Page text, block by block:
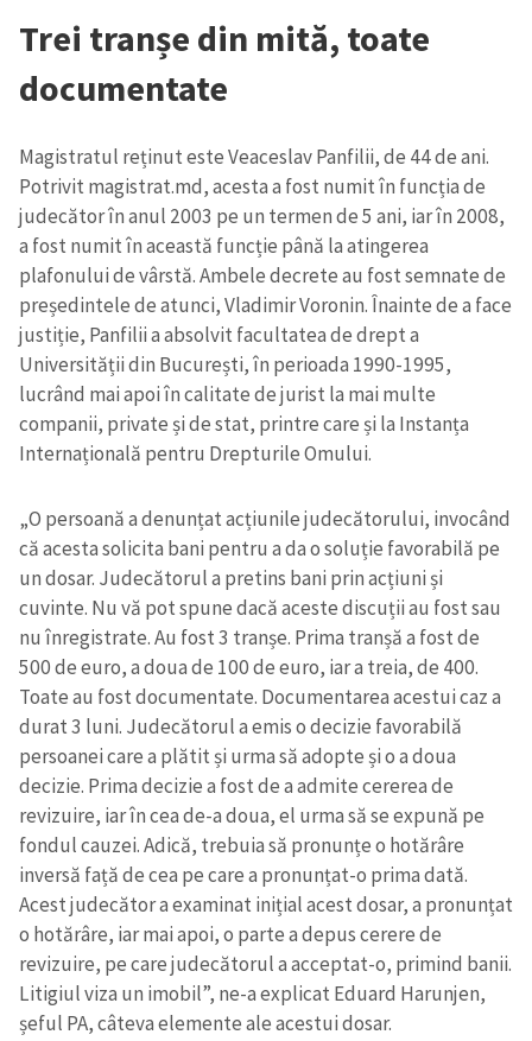
Trei tranșe din mită, toate
documentate
Magistratul reținut este Veaceslav Panfilii, de 44 de ani.
Potrivit magistrat.md, acesta a fost numit în funcția de
judecător în anul 2003 pe un termen de 5 ani, iar în 2008,
a fost numit în această funcție până la atingerea
plafonului de vârstă. Ambele decrete au fost semnate de
președintele de atunci, Vladimir Voronin. Înainte de a face
justiție, Panfilii a absolvit facultatea de drept a
Universității din București, în perioada 1990-1995,
lucrând mai apoi în calitate de jurist la mai multe
companii, private și de stat, printre care și la Instanța
Internațională pentru Drepturile Omului.
„O persoană a denunțat acțiunile judecătorului, invocând
că acesta solicita bani pentru a da o soluție favorabilă pe
un dosar. Judecătorul a pretins bani prin acțiuni și
cuvinte. Nu vă pot spune dacă aceste discuții au fost sau
nu înregistrate. Au fost 3 tranșe. Prima tranșă a fost de
500 de euro, a doua de 100 de euro, iar a treia, de 400.
Toate au fost documentate. Documentarea acestui caz a
durat 3 luni. Judecătorul a emis o decizie favorabilă
persoanei care a plătit și urma să adopte și o a doua
decizie. Prima decizie a fost de a admite cererea de
revizuire, iar în cea de-a doua, el urma să se expună pe
fondul cauzei. Adică, trebuia să pronunțe o hotărâre
inversă față de cea pe care a pronunțat-o prima dată.
Acest judecător a examinat inițial acest dosar, a pronunțat
o hotărâre, iar mai apoi, o parte a depus cerere de
revizuire, pe care judecătorul a acceptat-o, primind banii.
Litigiul viza un imobil”, ne-a explicat Eduard Harunjen,
șeful PA, câteva elemente ale acestui dosar.